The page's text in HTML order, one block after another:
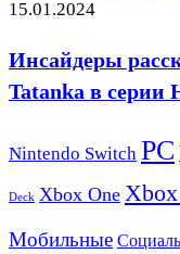
15.01.2024
Инсайдеры
Tatanka в серии
Nintendo Switch PC
Deck Xbox One
Мобильные